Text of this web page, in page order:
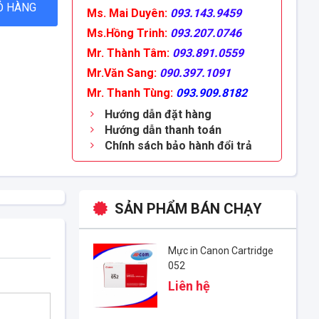
HÀNG Ms. Mai Duyên: 093.143.9459
Ms.Hồng Trinh: 093.207.0746
Mr. Thành Tâm: 093.891.0559
Mr.Văn Sang: 090.397.1091
Mr. Thanh Tùng: 093.909.8182
Hướng dẫn đặt hàng
Hướng dẫn thanh toán
Chính sách bảo hành đổi trả
SẢN PHẨM BÁN CHẠY
Mực in Canon Cartridge
052
Liên hệ